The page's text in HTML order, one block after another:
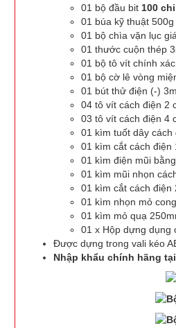
01 bộ đầu bit 100
01 búa kỹ thuật 500g
01 bộ chìa vặn lục
01 thước cuộn thép
01 bộ tô vít chính xác
01 bộ cờ lê vòng
01 bút thử điện (-)
04 tô vít cách điện 2
03 tô vít cách điện 4
01 kìm tuốt dây cách
01 kìm cắt cách điện
01 kìm điện mũi
01 kìm mũi nhọn
01 kìm cắt cách điện
01 kìm nhọn mỏ
01 kìm mỏ quạ
01 x Hộp dựng dụng
Được dựng trong vali kéo
Nhập khẩu chính hãng